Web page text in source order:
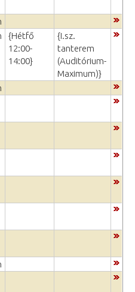
{Hétfő
12:00-
14:00}
{I.sz.
tanterem
(Auditórium-
Maximum)}